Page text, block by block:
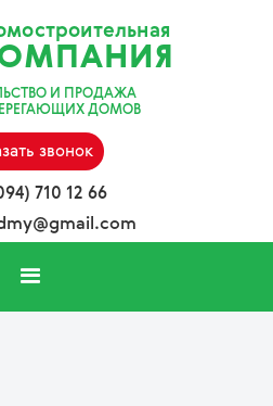
И ПРОДАЖА
ДОМОВ
звонок
710 12 66